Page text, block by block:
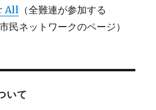
All （全難連が参加する
民ネットワークのページ）
いて